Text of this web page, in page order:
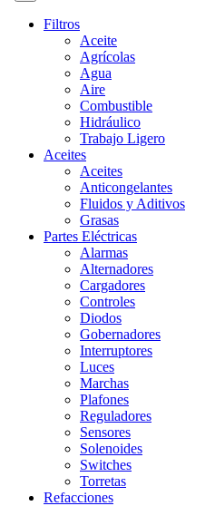
Filtros
Aceite
Agrícolas
Agua
Aire
Combustible
Hidráulico
Trabajo Ligero
Aceites
Aceites
Anticongelantes
Fluidos y Aditivos
Grasas
Partes Eléctricas
Alarmas
Alternadores
Cargadores
Controles
Diodos
Gobernadores
Interruptores
Luces
Marchas
Plafones
Reguladores
Sensores
Solenoides
Switches
Torretas
Refacciones